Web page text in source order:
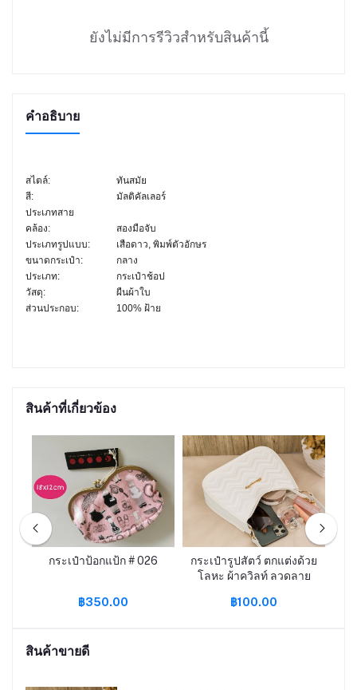
ยังไม่มีการรีวิวสำหรับสินค้านี้
คำอธิบาย
สไตล์:
ทันสมัย
สี:
มัลติคัลเลอร์
ประเภทสาย
คล้อง:
สองมือจับ
ประเภทรูปแบบ:
เสือดาว, พิมพ์ตัวอักษร
ขนาดกระเป๋า:
กลาง
ประเภท:
กระเป๋าช้อป
วัสดุ:
ผืนผ้าใบ
ส่วนประกอบ:
100% ฝ้าย
สินค้าที่เกี่ยวข้อง
กระเป๋าป้อกแป้ก # 026
฿350.00
กระเป๋ารูปสัตว์ ตกแต่งด้วย
โลหะ ผ้าควิลท์ ลวดลาย
฿100.00
สินค้าขายดี